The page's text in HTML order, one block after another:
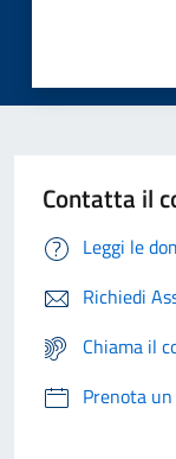
Contatta il
Leggi le
Richiedi
Chiama il
Prenota